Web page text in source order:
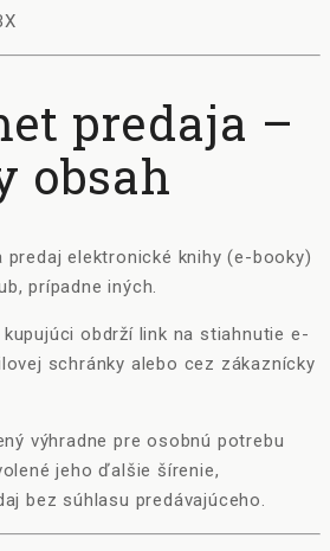
predaja –
obsah
predaj elektronické knihy (e-booky)
prípadne iných.
obdrží link na stiahnutie e-
schránky alebo cez zákaznícky
výhradne pre osobnú potrebu
jeho ďalšie šírenie,
bez súhlasu predávajúceho.